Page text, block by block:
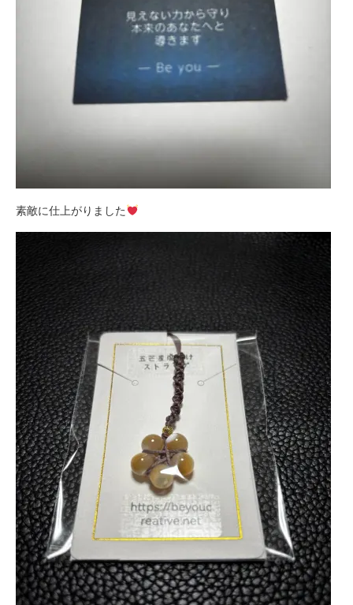
素敵に仕上がりました